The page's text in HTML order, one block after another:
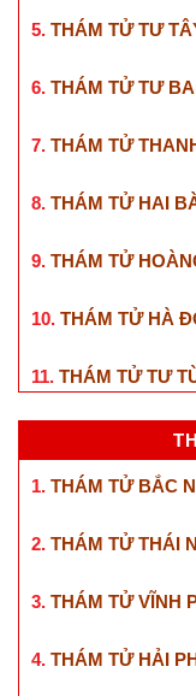
5. THÁM TỬ TƯ
6. THÁM TỬ TƯ
7. THÁM TỬ
8. THÁM TỬ HAI
9. THÁM TỬ
10. THÁM TỬ HÀ
11. THÁM TỬ TƯ
1. THÁM TỬ BẮC
2. THÁM TỬ THÁI
3. THÁM TỬ VĨNH
4. THÁM TỬ HẢI